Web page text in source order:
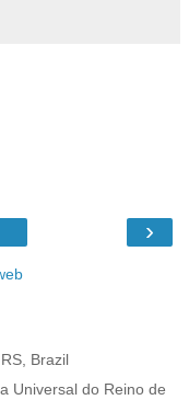
›
Brazil
Universal do Reino de